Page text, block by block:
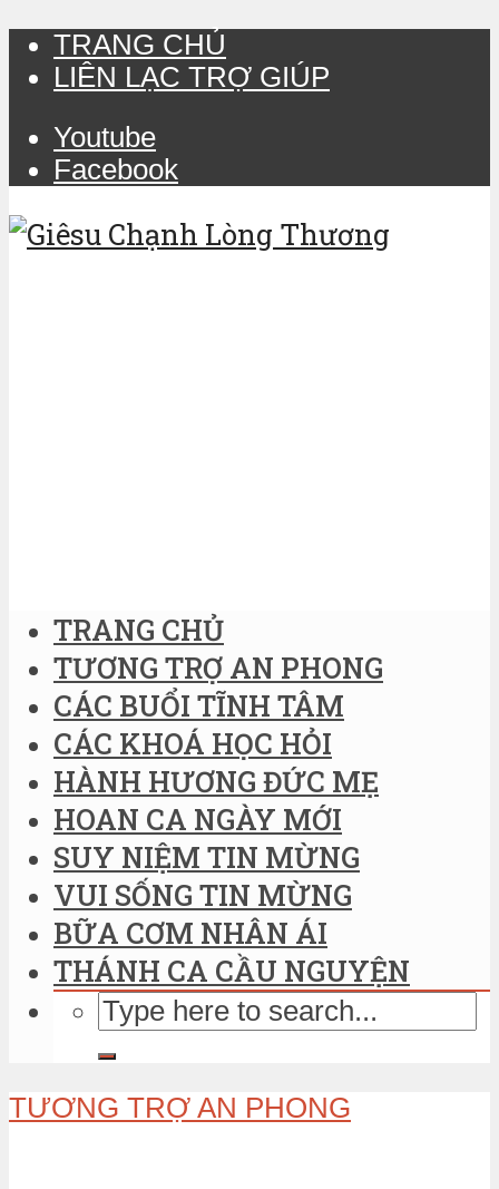
TRANG CHỦ
LIÊN LẠC TRỢ GIÚP
Youtube
Facebook
TRANG CHỦ
TƯƠNG TRỢ AN PHONG
CÁC BUỔI TĨNH TÂM
CÁC KHOÁ HỌC HỎI
HÀNH HƯƠNG ĐỨC MẸ
HOAN CA NGÀY MỚI
SUY NIỆM TIN MỪNG
VUI SỐNG TIN MỪNG
BỮA CƠM NHÂN ÁI
THÁNH CA CẦU NGUYỆN
TƯƠNG TRỢ AN PHONG